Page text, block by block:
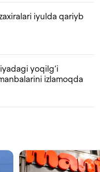
iyulda qariyb
yoqilg‘i
izlamoqda